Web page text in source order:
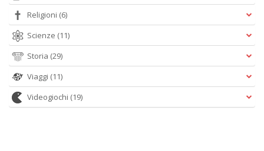
Religioni (6)
Scienze (11)
Storia (29)
Viaggi (11)
Videogiochi (19)